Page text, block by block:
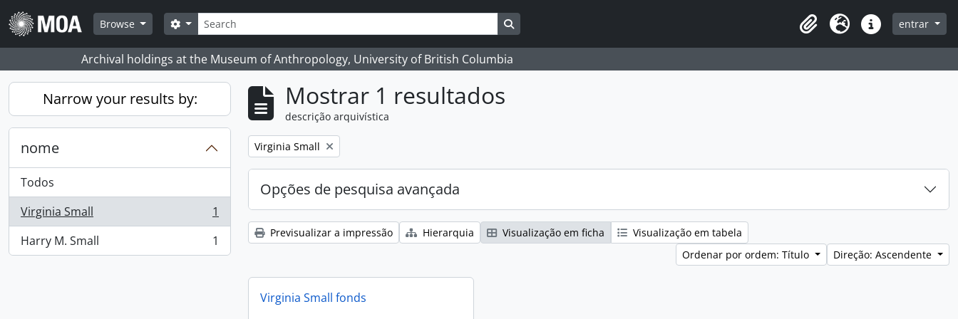
Skip to main content
Browse
Pesquisar
Search options Search in browse page
Clipboard
Idioma Ligações rápidas
entrar
Archival holdings at the Museum of Anthropology, University of British Columbia
Narrow your results by:
nome
Todos
Virginia Small
, 1 resultados
1
Harry M. Small
, 1 resultados 1
Mostrar 1 resultados
descrição arquivística
Remove filter:
Virginia Small
Opções de pesquisa avançada
Previsualizar a impressão Hierarquia Visualização em ficha
Visualização em tabela
Ordenar por ordem: Título
Direção: Ascendente
Virginia Small fonds